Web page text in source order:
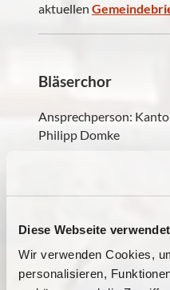
Diese Webseite
Wir verwenden Cookies,
personalisieren,
aktuellen
Bläserchor
Ansprechperson:
Philipp Domke
Unser Bläserchor
Herzliche Einladung
Sie Kontakt zu
Die Termine der